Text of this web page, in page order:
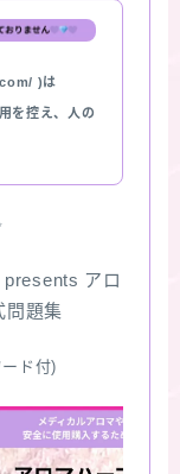
)は
を控え、人の
presents アロ
問題集
ド付)